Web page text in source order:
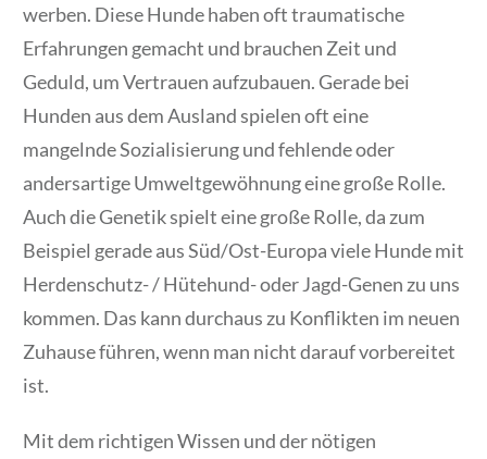
werben. Diese Hunde haben oft traumatische
Erfahrungen gemacht und brauchen Zeit und
Geduld, um Vertrauen aufzubauen. Gerade bei
Hunden aus dem Ausland spielen oft eine
mangelnde Sozialisierung und fehlende oder
andersartige Umweltgewöhnung eine große Rolle.
Auch die Genetik spielt eine große Rolle, da zum
Beispiel gerade aus Süd/Ost-Europa viele Hunde mit
Herdenschutz- / Hütehund- oder Jagd-Genen zu uns
kommen. Das kann durchaus zu Konflikten im neuen
Zuhause führen, wenn man nicht darauf vorbereitet
ist.
Mit dem richtigen Wissen und der nötigen